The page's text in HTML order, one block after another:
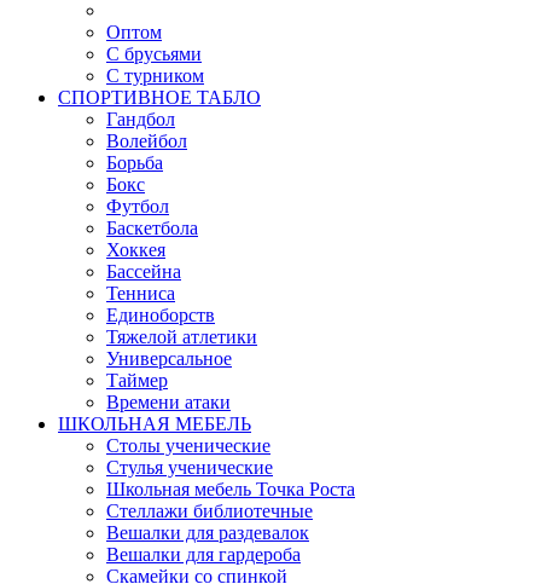
Оптом
С брусьями
С турником
СПОРТИВНОЕ ТАБЛО
Гандбол
Волейбол
Борьба
Бокс
Футбол
Баскетбола
Хоккея
Бассейна
Тенниса
Единоборств
Тяжелой атлетики
Универсальное
Таймер
Времени атаки
ШКОЛЬНАЯ МЕБЕЛЬ
Столы ученические
Стулья ученические
Школьная мебель Точка Роста
Стеллажи библиотечные
Вешалки для раздевалок
Вешалки для гардероба
Скамейки со спинкой